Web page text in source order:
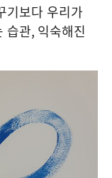
기보다 우리가
습관, 익숙해진